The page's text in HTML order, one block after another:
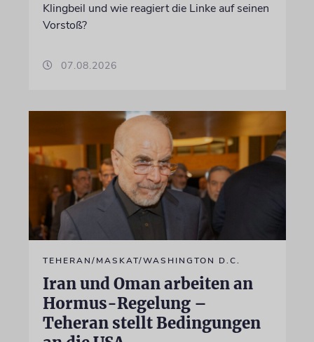
Klingbeil und wie reagiert die Linke auf seinen
Vorstoß?
07.08.2026
TEHERAN/MASKAT/WASHINGTON D.C.
Iran und Oman arbeiten an
Hormus-Regelung –
Teheran stellt Bedingungen